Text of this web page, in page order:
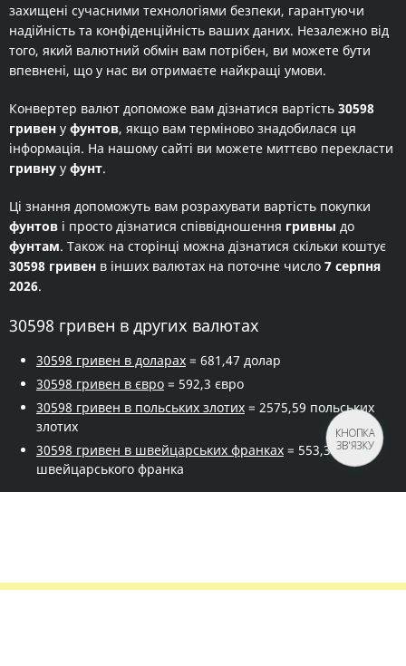
захищені сучасними технологіями безпеки, гарантуючи
надійність та конфіденційність ваших даних. Незалежно від
того, який валютний обмін вам потрібен, ви можете бути
впевнені, що у нас ви отримаєте найкращі умови.
Конвертер валют допоможе вам дізнатися вартість 30598
гривен у фунтов, якщо вам терміново знадобилася ця
інформація. На нашому сайті ви можете миттєво перекласти
гривну у фунт.
Ці знання допоможуть вам розрахувати вартість покупки
фунтов і просто дізнатися співвідношення гривны до
фунтам. Також на сторінці можна дізнатися скільки коштує
30598 гривен в інших валютах на поточне число 7 серпня
2026.
30598 гривен в других валютах
30598 гривен в доларах = 681,47 долар
30598 гривен в євро = 592,3 євро
30598 гривен в польських злотих = 2575,59 польських
злотих
30598 гривен в швейцарських франках = 553,31
швейцарського франка
КНОПКА
ЗВ'ЯЗКУ